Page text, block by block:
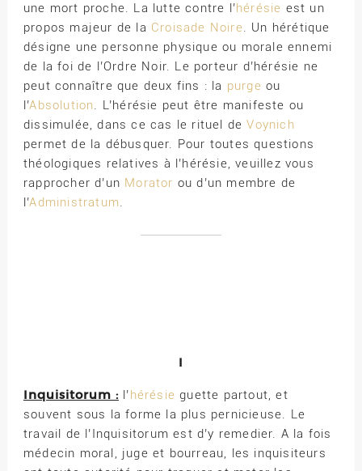
une mort proche. La lutte contre l’hérésie est un
propos majeur de la Croisade Noire. Un hérétique
désigne une personne physique ou morale ennemi
de la foi de l’Ordre Noir. Le porteur d’hérésie ne
peut connaître que deux fins : la purge ou
l’Absolution. L’hérésie peut être manifeste ou
dissimulée, dans ce cas le rituel deVoynich
permet de la débusquer. Pour toutes questions
théologiques relatives à l’hérésie, veuillez vous
rapprocher d’un Morator ou d’un membre de
l’Administratum.
I
Inquisitorum :l’hérésie guette partout, et
souvent sous la forme la plus pernicieuse. Le
travail de l’Inquisitorum est d’y remedier. A la fois
médecin moral, juge et bourreau, les inquisiteurs